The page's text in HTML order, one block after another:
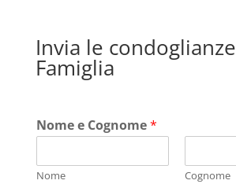
Invia le
Famiglia
Nome e Cognome*
Nome Cognome